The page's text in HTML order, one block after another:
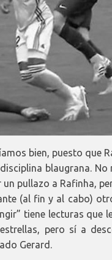
bien, puesto que
blaugrana. No
pullazo a Rafinha,
(al fin y al cabo)
tiene lecturas que
pero sí a
Gerard.